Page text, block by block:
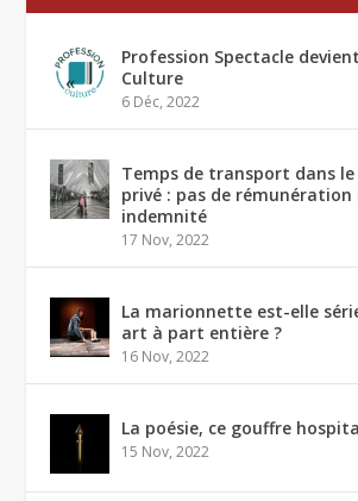
Profession Spectacle
Culture
6 Déc, 2022
Temps de transport dans
privé : pas de rémunération
indemnité
17 Nov, 2022
La marionnette est-elle
art à part entière ?
16 Nov, 2022
La poésie, ce gouffre
15 Nov, 2022